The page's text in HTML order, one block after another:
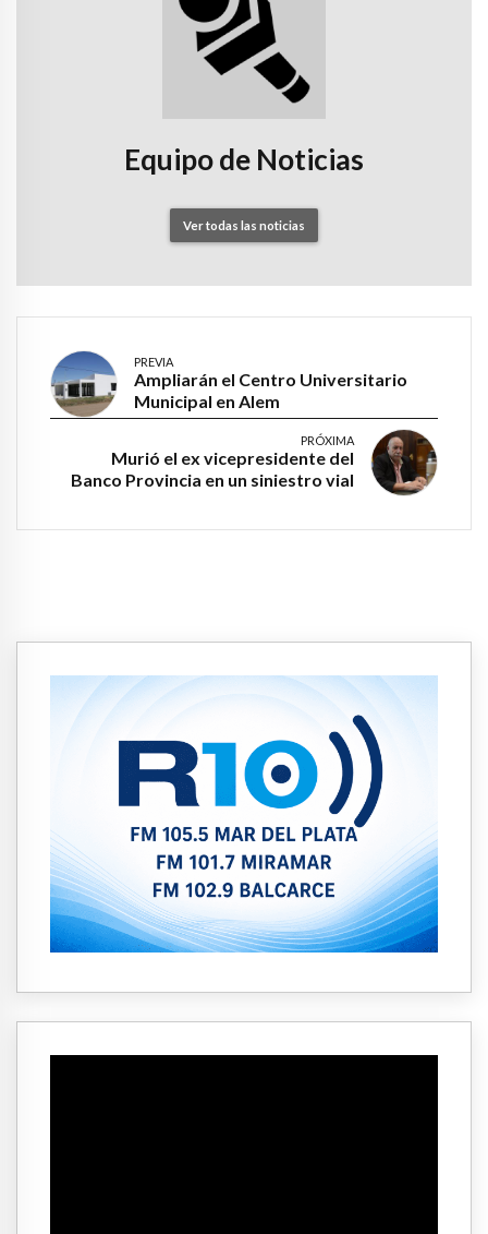
Equipo de Noticias
Ver todas las noticias
PREVIA
Ampliarán el Centro Universitario
Municipal en Alem
PRÓXIMA
Murió el ex vicepresidente del
Banco Provincia en un siniestro vial